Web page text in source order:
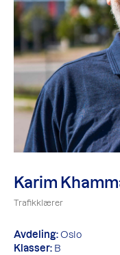
Karim
Trafikklærer
Avdeling:Oslo
Klasser: B